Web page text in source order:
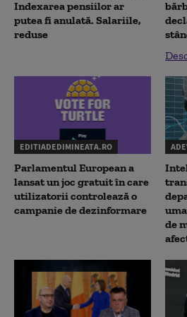
Indexarea pensiilor ar
putea fi anulată. Salariile,
reduse
EDITIADEDIMINEATA.RO
Parlamentul European a
lansat un joc gratuit în care
utilizatorii controlează o
campanie de dezinformare
de